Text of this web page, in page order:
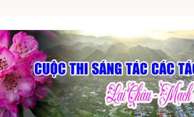
học Y Dược - Đại học Thái Nguyên, Trường
nguyên và Môi trường Hà Nội giai đoạn 2026
Thường trực UBND tỉnh Tống Thanh Hải
dự án Trường Phổ thông Nội trú liên cấp
Trung học cơ sở tại xã Pa Tần, Hua Bum
tốc Bảo Hà (Lào Cai) - Lai Châu (CT.13) được